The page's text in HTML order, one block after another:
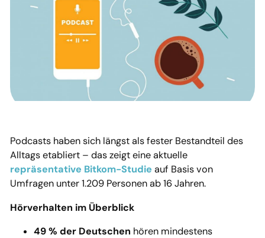
Podcasts haben sich längst als fester Bestandteil des
Alltags etabliert – das zeigt eine aktuelle
repräsentative Bitkom-Studie auf Basis von
Umfragen unter 1.209 Personen ab 16 Jahren.
Hörverhalten im Überblick
49 % der Deutschen hören mindestens